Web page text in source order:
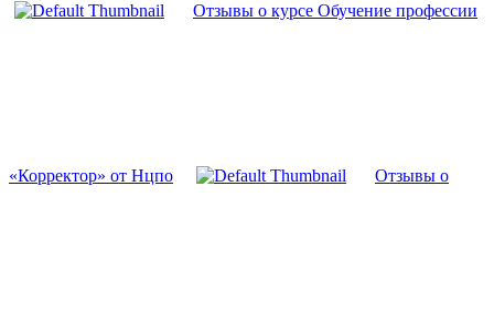
Отзывы о курсе Обучение профессии
«Корректор» от Нцпо Отзывы о